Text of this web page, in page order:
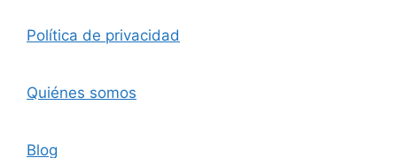
Política de privacidad
Quiénes somos
Blog